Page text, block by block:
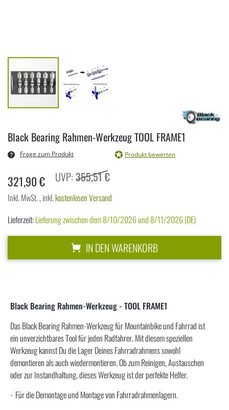
der
Bildergalerie
springen
Black Bearing Rahmen-Werkzeug TOOL FRAME1
Frage zum Produkt Produkt bewerten
321,90 € 355,51 €
Inkl. MwSt.,inkl.kostenlosen Versand
Lieferzeit:Lieferung zwischen dem 8/10/2026 und 8/11/2026 (DE)
IN DEN WARENKORB
Black Bearing Rahmen-Werkzeug - TOOL FRAME1
Das Black Bearing Rahmen-Werkzeug für Mountainbike und Fahrrad ist
ein unverzichtbares Tool für jeden Radfahrer. Mit diesem speziellen
Werkzeug kannst Du die Lager Deines Fahrradrahmens sowohl
demontieren als auch wiedermontieren. Ob zum Reinigen, Austauschen
oder zur Instandhaltung, dieses Werkzeug ist der perfekte Helfer.
Für die Demontage und Montage von Fahrradrahmenlagern.